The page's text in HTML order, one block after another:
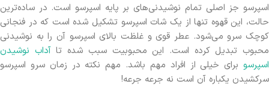
اسپرسو جز اصلی تمام نوشیدنی‌های بر پایه اسپرسو است. در ساده‌ترین
حالت، این قهوه تنها از یک شات اسپرسو تشکیل شده است که در فنجانی
کوچک سرو می‌شود. عطر قوی و غلظت بالای اسپرسو آن را به نوشیدنی
محبوب تبدیل کرده است. این محبوبیت سبب شده تاآداب نوشیدن
اسپرسو برای خیلی از افراد مهم باشد. مهم نکته در زمان سرو اسپرسو
سرکشیدن یکباره آن است نه جرعه جرعه!